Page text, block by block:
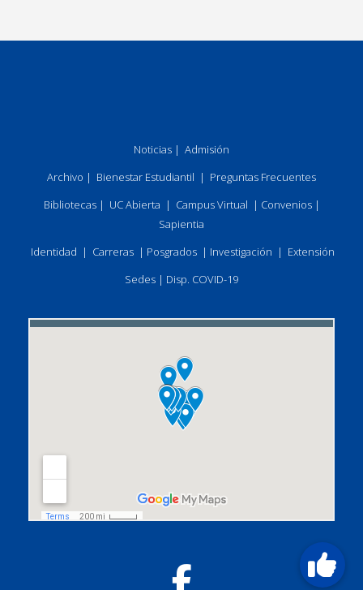
Noticias | Admisión
Archivo | Bienestar Estudiantil | Preguntas Frecuentes
Bibliotecas| UC Abierta | Campus Virtual | Convenios|
Sapientia
Identidad | Carreras | Posgrados | Investigación | Extensión
Sedes | Disp. COVID-19